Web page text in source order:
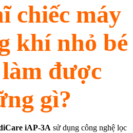
chiếc máy
khí nhỏ bé
được
gì?
iAP-3A sử dụng công nghệ lọc